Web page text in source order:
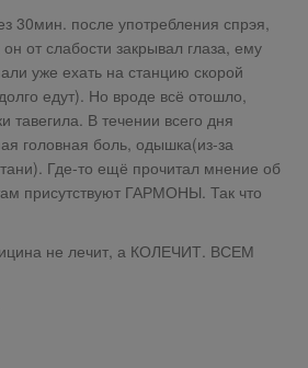
30мин. после употребления спрэя,
от слабости закрывал глаза, ему
уже ехать на станцию скорой
едут). Но вроде всё отошло,
тавегила. В течении всего дня
головная боль, одышка(из-за
Где-то ещё прочитал мнение об
присутствуют ГАРМОНЫ. Так что
не лечит, а КОЛЕЧИТ. ВСЕМ